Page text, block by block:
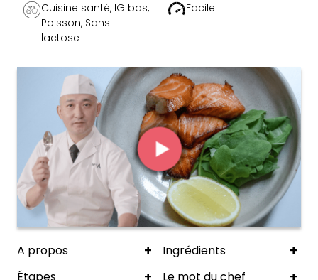
Cuisine santé, IG bas,
Poisson, Sans
lactose
Facile
A propos + Ingrédients +
Étapes Le mot du chef